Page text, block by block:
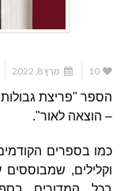
10 מרץ 8, 2022
הספר "פריצת
– הוצאה לאור".
כמו בספרים
וקלילים, שמבוססים